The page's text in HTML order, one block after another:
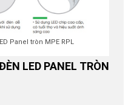
Panel tròn MPE RPL
LED PANEL TRÒN